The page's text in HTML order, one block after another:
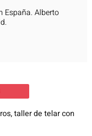
España. Alberto
taller de telar con